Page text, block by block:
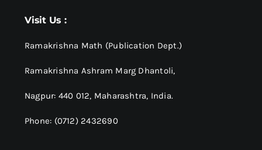
स्वामी विवेकानन्द
शास्त्र ग्रन्थ
Visit Us :
Ramakrishna Math (Publication Dept.)
Ramakrishna Ashram Marg Dhantoli,
Nagpur: 440 012, Maharashtra, India.
Phone: (0712) 2432690